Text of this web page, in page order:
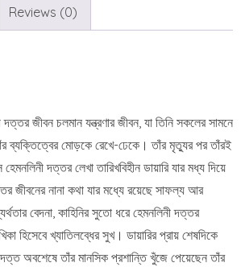
Reviews (0)
দত্তর জীবন চলমান যন্ত্রণার জীবন, যা তিনি সকলের সামনে
ব্যক্তিত্বের মোড়কে রেখে-ঢেকে। তাঁর মৃত্যুর পর তাঁরই
দত্তর লেখা তারিখবিহীন ডায়ারি যার মধ্য দিয়ে
জীবনের নানা কথা যার মধ্যে রয়েছে সাফল্য আর
বেদনা, কাহিনির সুতো ধরে হেমনলিনী দত্তর
হিসেবে খ্যাতিলব্ধের সুখ। ডায়ারির প্রায় শেষদিকে
অবশেষে তাঁর মানসিক প্রশান্তি খুঁজে পেয়েছেন তাঁর